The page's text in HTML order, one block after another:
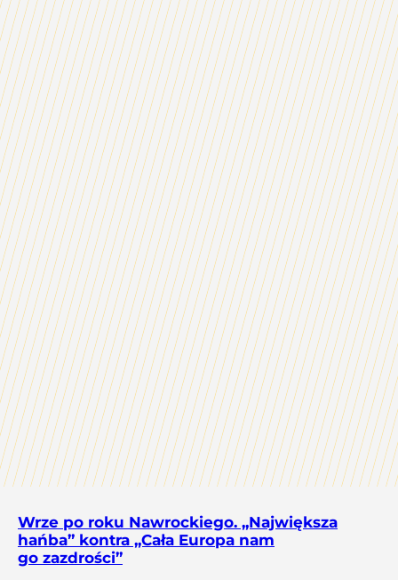
Wrze po roku Nawrockiego. „Największa
hańba” kontra „Cała Europa nam
go zazdrości”